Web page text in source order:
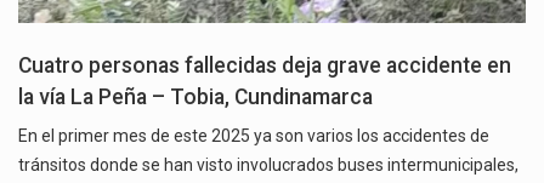
Cuatro personas fallecidas deja grave accidente en
la vía La Peña – Tobia, Cundinamarca
En el primer mes de este 2025 ya son varios los accidentes de
tránsitos donde se han visto involucrados buses intermunicipales,